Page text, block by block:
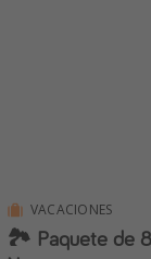
VACACIONES
🏞 Paquete de 8 días por los Fiordos